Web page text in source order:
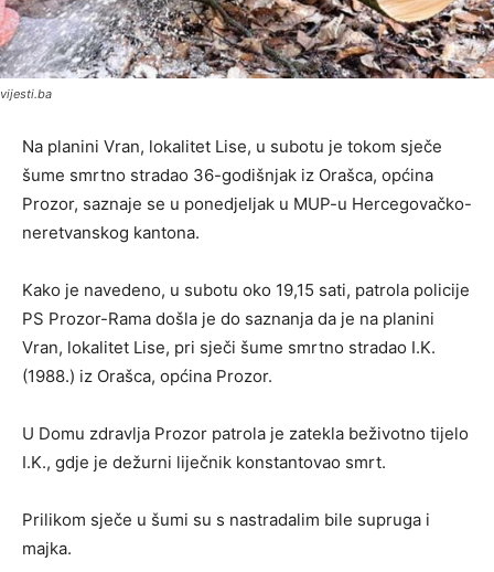
vijesti.ba
Na planini Vran, lokalitet Lise, u subotu je tokom sječe
šume smrtno stradao 36-godišnjak iz Orašca, općina
Prozor, saznaje se u ponedjeljak u MUP-u Hercegovačko-
neretvanskog kantona.
Kako je navedeno, u subotu oko 19,15 sati, patrola policije
PS Prozor-Rama došla je do saznanja da je na planini
Vran, lokalitet Lise, pri sječi šume smrtno stradao I.K.
(1988.) iz Orašca, općina Prozor.
U Domu zdravlja Prozor patrola je zatekla beživotno tijelo
I.K., gdje je dežurni liječnik konstantovao smrt.
Prilikom sječe u šumi su s nastradalim bile supruga i
majka.